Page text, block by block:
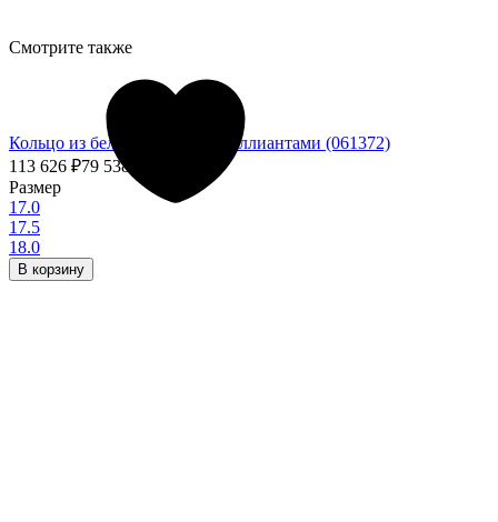
Кольцо из белого золота с бриллиантами (061372)
113 626 ₽79 538,20
Размер
17.0
17.5
18.0
В корзину
Смотрите также